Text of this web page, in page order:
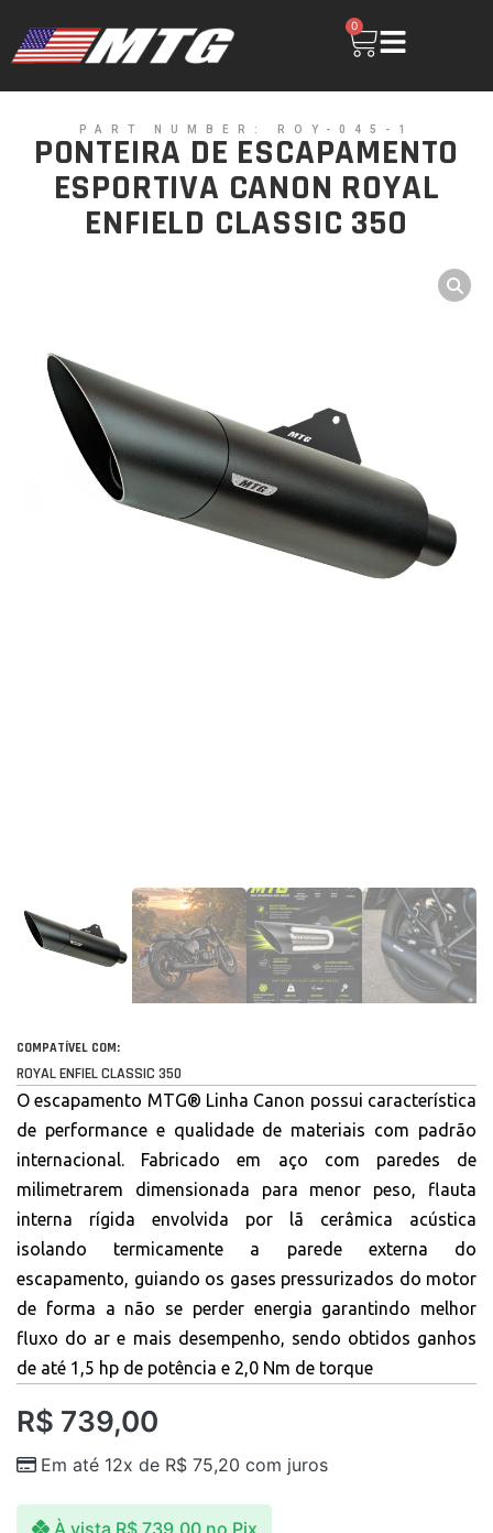
0
PART NUMBER: ROY-045-1
PONTEIRA DE ESCAPAMENTO
ESPORTIVA CANON ROYAL
ENFIELD CLASSIC 350
COMPATÍVEL COM:
ROYAL ENFIEL CLASSIC 350
O escapamento MTG® Linha Canon possui característica
de performance e qualidade de materiais com padrão
internacional. Fabricado em aço com paredes de
milimetrarem dimensionada para menor peso, flauta
interna rígida envolvida por lã cerâmica acústica
isolando termicamente a parede externa do
escapamento, guiando os gases pressurizados do motor
de forma a não se perder energia garantindo melhor
fluxo do ar e mais desempenho, sendo obtidos ganhos
de até 1,5 hp de potência e 2,0 Nm de torque
R$ 739,00
Em até 12x de R$ 75,20 com juros